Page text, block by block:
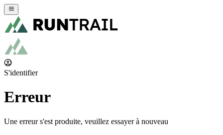
S'identifier
Erreur
Une erreur s'est produite, veuillez essayer à nouveau